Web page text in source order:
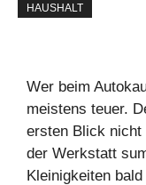
HAUSHALT
Wer beim
meistens teuer.
ersten Blick
der Werkstatt
Kleinigkeiten